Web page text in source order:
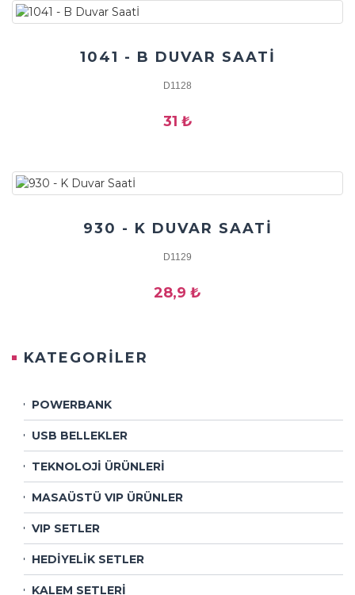
1041 - B DUVAR SAATİ
D1128
31 ₺
930 - K DUVAR SAATİ
D1129
28,9 ₺
KATEGORİLER
POWERBANK
USB BELLEKLER
TEKNOLOJİ ÜRÜNLERİ
MASAÜSTÜ VIP ÜRÜNLER
VIP SETLER
HEDİYELİK SETLER
KALEM SETLERİ